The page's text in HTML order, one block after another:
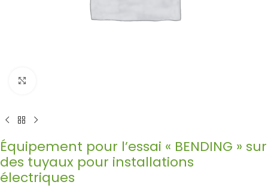
Équipement pour l’essai « BENDING » sur
des tuyaux pour installations
électriques